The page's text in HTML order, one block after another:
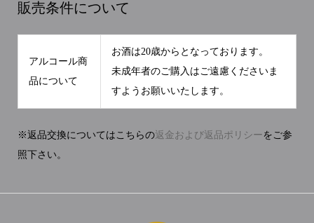
販売条件について
アルコール商
品について
お酒は20歳からとなっております。
未成年者のご購入はご遠慮くださいま
すようお願いいたします。
※返品交換についてはこちらの返金および返品ポリシーをご参
照下さい。